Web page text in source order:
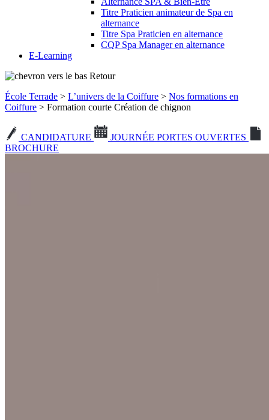
Titre Praticien animateur de Spa en
alternance
Titre Spa Praticien en alternance
CQP Spa Manager en alternance
E-Learning
Retour
École Terrade > L’univers de la Coiffure > Nos formations en
Coiffure > Formation courte Création de chignon
CANDIDATURE
JOURNÉE PORTES OUVERTES
BROCHURE